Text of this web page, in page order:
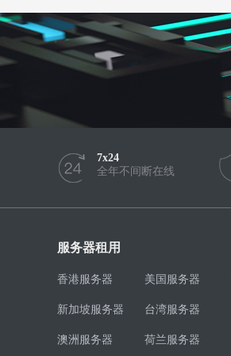
7x24
全年不间断在线
服务器租用
香港服务器 美国服务器
新加坡服务器 台湾服务器
澳洲服务器 荷兰服务器